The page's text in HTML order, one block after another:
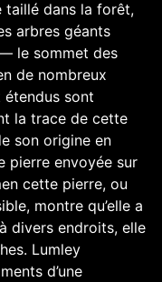
taillé dans la forêt,
arbres géants
le sommet des
de nombreux
étendus sont
la trace de cette
son origine en
pierre envoyée sur
cette pierre, ou
montre qu’elle a
divers endroits, elle
Lumley
d’une